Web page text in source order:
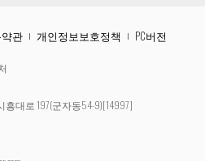
관 개인정보보호정책 PC버전
흥대로 197(군자동54-9)[14997]